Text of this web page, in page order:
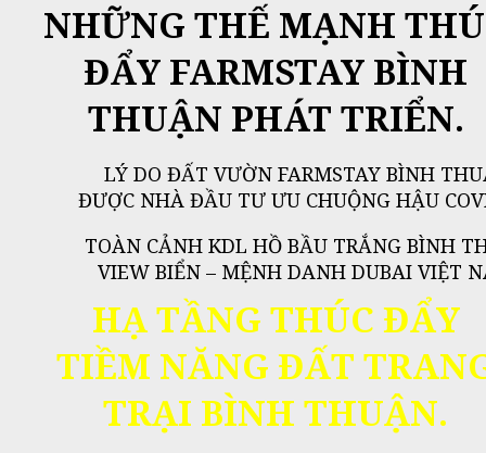
NHỮNG THẾ MẠNH
ĐẨY FARMSTAY BÌNH
THUẬN PHÁT TRIỂN.
LÝ DO ĐẤT VƯỜN FARMSTAY BÌNH
ĐƯỢC NHÀ ĐẦU TƯ ƯU CHUỘNG HẬU
TOÀN CẢNH KDL HỒ BẦU TRẮNG BÌNH
VIEW BIỂN – MỆNH DANH DUBAI VIỆT
HẠ TẦNG THÚC ĐẨY
TIỀM NĂNG ĐẤT
TRẠI BÌNH THUẬN.